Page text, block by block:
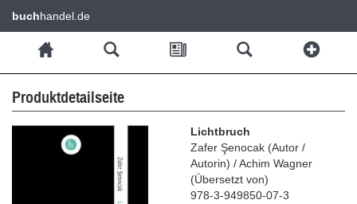
buchhandel.de
Produktdetailseite
Lichtbruch
Zafer Şenocak (Autor /
Autorin) /Achim Wagner
(Übersetzt von)
978-3-949850-07-3